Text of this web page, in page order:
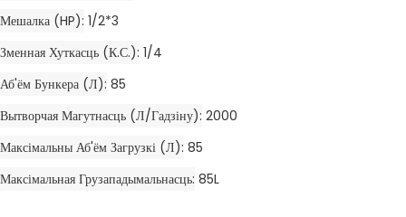
Мешалка (HP) 1/2*3
Зменная Хуткасць (к.с.) 1/4
Аб'ём Бункера (л) 85
Вытворчая Магутнасць (л/гадзіну) 2000
Максімальны Аб'ём Загрузкі (л) 85
Максімальная Грузападымальнасць 85L